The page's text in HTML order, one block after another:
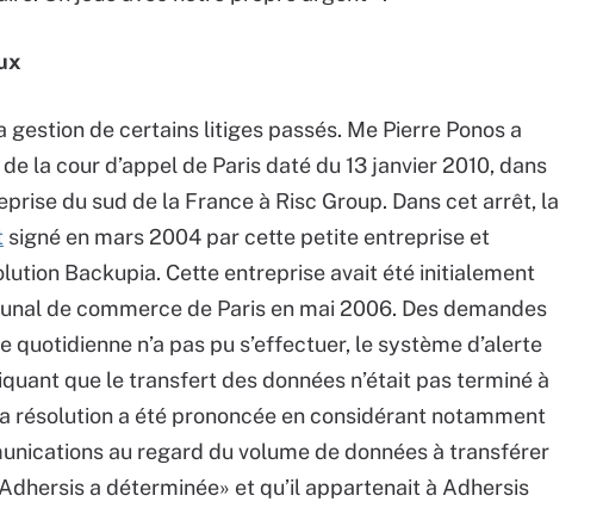
de certains litiges passés. Me Pierre Ponos a
la cour d’appel de Paris daté du 13 janvier 2010, dans
du sud de la France à Risc Group. Dans cet arrêt, la
signé en mars 2004 par cette petite entreprise et
Backupia. Cette entreprise avait été initialement
de commerce de Paris en mai 2006. Des demandes
n’a pas pu s’effectuer, le système d’alerte
que le transfert des données n’était pas terminé à
résolution a été prononcée en considérant notamment
au regard du volume de données à transférer
a déterminée» et qu’il appartenait à Adhersis